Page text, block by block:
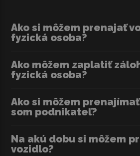
Ako si môžem prenajať
fyzická osoba?
Ako môžem zaplatiť
fyzická osoba?
Ako si môžem
som podnikateľ?
Na akú dobu si môžem
vozidlo?